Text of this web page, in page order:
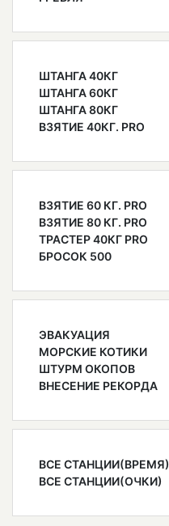
ШТАНГА 40КГ
ШТАНГА 60КГ
ШТАНГА 80КГ
ВЗЯТИЕ 40КГ. PRO
ВЗЯТИЕ 60 КГ. PRO
ВЗЯТИЕ 80 КГ. PRO
ТРАСТЕР 40КГ PRO
БРОСОК 500
ЭВАКУАЦИЯ
МОРСКИЕ КОТИКИ
ШТУРМ ОКОПОВ
ВНЕСЕНИЕ РЕКОРДА
ВСЕ СТАНЦИИ(ВРЕМЯ)
ВСЕ СТАНЦИИ(ОЧКИ)